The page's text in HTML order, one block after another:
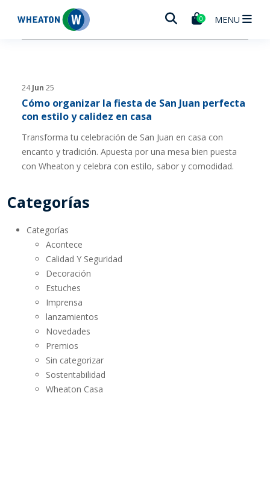
Wheaton 0 MENU
24Jun 25
Cómo organizar la fiesta de San Juan perfecta
con estilo y calidez en casa
Transforma tu celebración de San Juan en casa con
encanto y tradición. Apuesta por una mesa bien puesta
con Wheaton y celebra con estilo, sabor y comodidad.
Categorías
Categorías
Acontece
Calidad Y Seguridad
Decoración
Estuches
Imprensa
lanzamientos
Novedades
Premios
Sin categorizar
Sostentabilidad
Wheaton Casa